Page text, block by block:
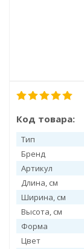
Код товара:
Тип
Бренд
Артикул
Длина, см
Ширина, см
Высота, см
Форма
Цвет